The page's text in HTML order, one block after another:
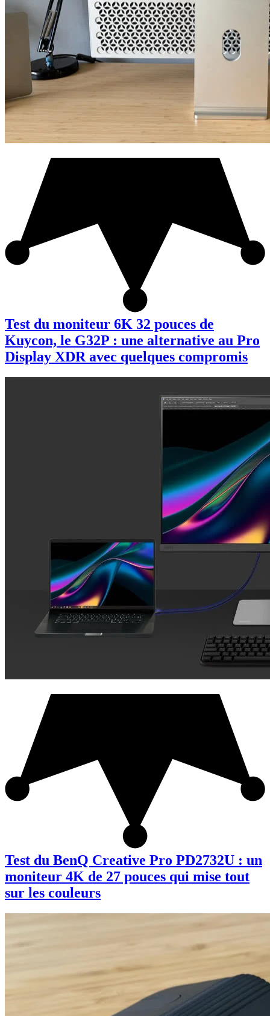
Test du moniteur 6K 32 pouces de
Kuycon, le G32P : une alternative au Pro
Display XDR avec quelques compromis
Test du BenQ Creative Pro PD2732U : un
moniteur 4K de 27 pouces qui mise tout
sur les couleurs